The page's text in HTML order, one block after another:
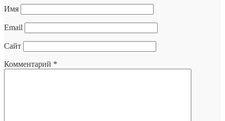
Имя
Email
Сайт
Комментарий *